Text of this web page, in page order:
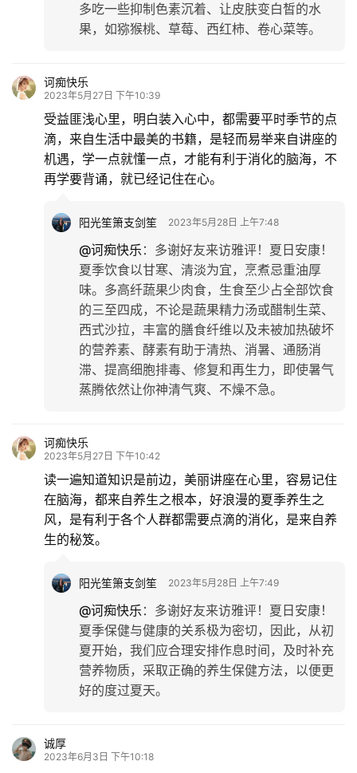
多吃一些抑制色素沉着、让皮肤变白皙的水
果，如猕猴桃、草莓、西红柿、卷心菜等。
诃痴快乐
2023年5月27日 下午10:39
受益匪浅心里，明白装入心中，都需要平时季节的点
滴，来自生活中最美的书籍，是轻而易举来自讲座的
机遇，学一点就懂一点，才能有利于消化的脑海，不
再学要背诵，就已经记住在心。
阳光笙箫支剑笙 2023年5月28日 上午7:48
@诃痴快乐 ： 多谢好友来访雅评！夏日安康！
夏季饮食以甘寒、清淡为宜，烹煮忌重油厚
味。多高纤蔬果少肉食，生食至少占全部饮食
的三至四成，不论是蔬果精力汤或醋制生菜、
西式沙拉，丰富的膳食纤维以及未被加热破坏
的营养素、酵素有助于清热、消暑、通肠消
滞、提高细胞排毒、修复和再生力，即使暑气
蒸腾依然让你神清气爽、不燥不急。
诃痴快乐
2023年5月27日 下午10:42
读一遍知道知识是前边，美丽讲座在心里，容易记住
在脑海，都来自养生之根本，好浪漫的夏季养生之
风，是有利于各个人群都需要点滴的消化，是来自养
生的秘笈。
阳光笙箫支剑笙 2023年5月28日 上午7:49
@诃痴快乐 ： 多谢好友来访雅评！夏日安康！
夏季保健与健康的关系极为密切，因此，从初
夏开始，我们应合理安排作息时间，及时补充
营养物质，采取正确的养生保健方法，以便更
好的度过夏天。
诚厚
2023年6月3日 下午10:18